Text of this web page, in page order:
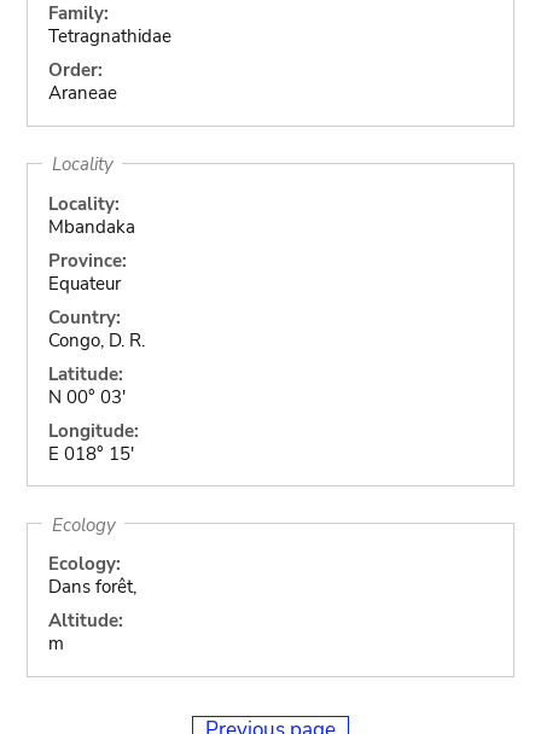
Family:
Tetragnathidae
Order:
Araneae
Locality
Locality:
Mbandaka
Province:
Equateur
Country:
Congo, D. R.
Latitude:
N 00° 03'
Longitude:
E 018° 15'
Ecology
Ecology:
Dans forêt,
Altitude:
m